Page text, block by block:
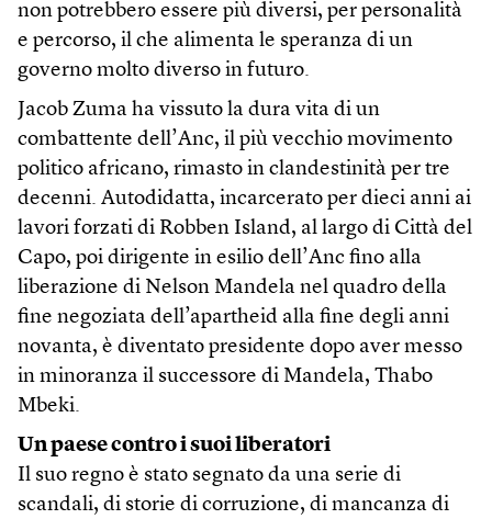
non potrebbero essere più diversi, per personalità
e percorso, il che alimenta le speranza di un
governo molto diverso in futuro.
Jacob Zuma ha vissuto la dura vita di un
combattente dell’Anc, il più vecchio movimento
politico africano, rimasto in clandestinità per tre
decenni. Autodidatta, incarcerato per dieci anni ai
lavori forzati di Robben Island, al largo di Città del
Capo, poi dirigente in esilio dell’Anc fino alla
liberazione di Nelson Mandela nel quadro della
fine negoziata dell’apartheid alla fine degli anni
novanta, è diventato presidente dopo aver messo
in minoranza il successore di Mandela, Thabo
Mbeki.
Un paese contro i suoi liberatori
Il suo regno è stato segnato da una serie di
scandali, di storie di corruzione, di mancanza di